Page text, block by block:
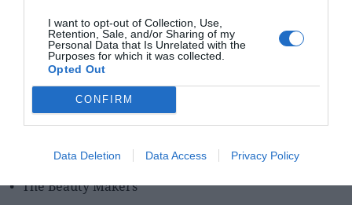
I want to opt-out of Collection, Use,
Retention, Sale, and/or Sharing of my
Personal Data that Is Unrelated with the
Purposes for which it was collected.
Opted Out
CONFIRM
Data Deletion Data Access Privacy Policy
Cosmo5
The Beauty Makers
Mejor agencia de influencers marketing en el sector
B3hind
The Beauty Makers